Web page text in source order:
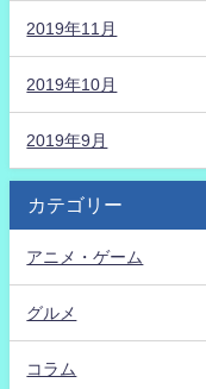
2019年11月
2019年10月
2019年9月
カテゴリー
アニメ・ゲーム
グルメ
コラム